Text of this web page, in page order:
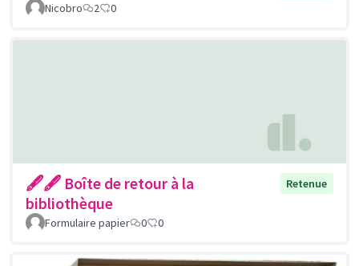
Nicobro
2 0
🖋🖋 Boîte de retour à la
bibliothèque
Retenue
Formulaire papier 0 0